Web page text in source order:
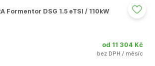
Formentor DSG 1.5 eTSI / 110kW
od 11 304 Kč
bez DPH / měsíc